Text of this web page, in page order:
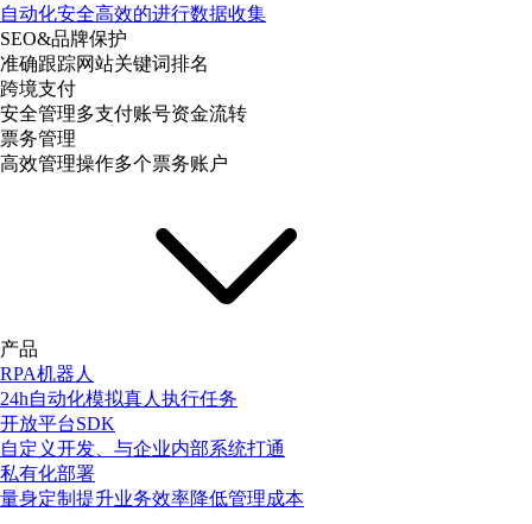
自动化安全高效的进行数据收集
SEO&品牌保护
准确跟踪网站关键词排名
跨境支付
安全管理多支付账号资金流转
票务管理
高效管理操作多个票务账户
产品
RPA机器人
24h自动化模拟真人执行任务
开放平台SDK
自定义开发、与企业内部系统打通
私有化部署
量身定制提升业务效率降低管理成本